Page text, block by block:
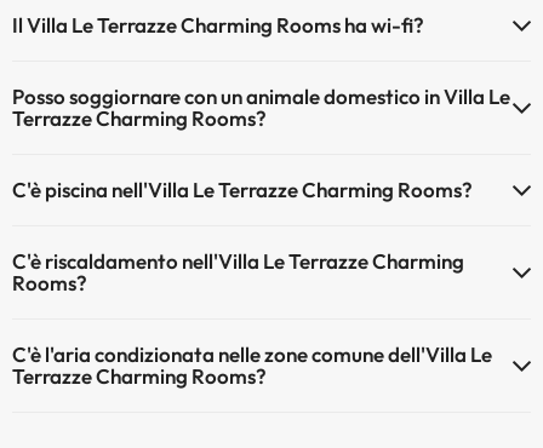
Il Villa Le Terrazze Charming Rooms ha wi-fi?
Posso soggiornare con un animale domestico in Villa Le
Terrazze Charming Rooms?
C'è piscina nell'Villa Le Terrazze Charming Rooms?
Qui potete trovare maggiori informazioni sulla piscina e sulle altri
installazioni.
C'è riscaldamento nell'Villa Le Terrazze Charming
Rooms?
nelle aree comuni
C'è l'aria condizionata nelle zone comune dell'Villa Le
Terrazze Charming Rooms?